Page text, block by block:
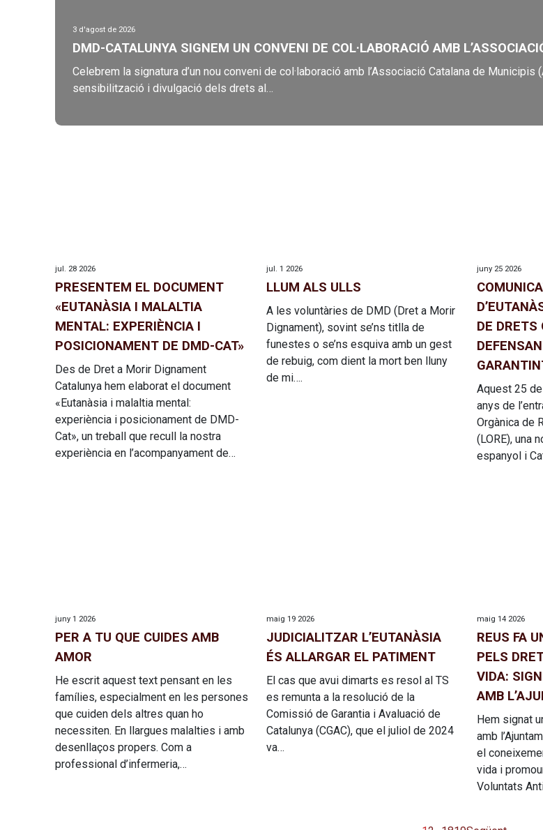
3 d'agost de 2026
DMD-CATALUNYA SIGNEM UN CONVENI DE COL·LABORACIÓ AMB
Celebrem la signatura d’un nou conveni de col·laboració amb l’Associació Catalana de
sensibilització i divulgació dels drets al…
jul. 28 2026
PRESENTEM EL DOCUMENT
«EUTANÀSIA I MALALTIA
MENTAL: EXPERIÈNCIA I
POSICIONAMENT DE DMD-CAT»
Des de Dret a Morir Dignament
Catalunya hem elaborat el document
«Eutanàsia i malaltia mental:
experiència i posicionament de DMD-
Cat», un treball que recull la nostra
experiència en l’acompanyament de…
jul. 1 2026
LLUM ALS ULLS
A les voluntàries de DMD (Dret a Morir
Dignament), sovint se’ns titlla de
funestes o se’ns esquiva amb un gest
de rebuig, com dient la mort ben lluny
de mi….
juny 25 2026
DE DRETS
Aquest 25
anys de
Orgànica de
(LORE), una
espanyol i
juny 1 2026
PER A TU QUE CUIDES AMB
AMOR
He escrit aquest text pensant en les
famílies, especialment en les persones
que cuiden dels altres quan ho
necessiten. En llargues malalties i amb
desenllaços propers. Com a
professional d’infermeria,…
maig 19 2026
JUDICIALITZAR L’EUTANÀSIA
ÉS ALLARGAR EL PATIMENT
El cas que avui dimarts es resol al TS
es remunta a la resolució de la
Comissió de Garantia i Avaluació de
Catalunya (CGAC), que el juliol de 2024
va…
maig 14 2026
REUS FA
PELS
VIDA:
AMB
Hem signat
amb
el
vida i
Voluntats